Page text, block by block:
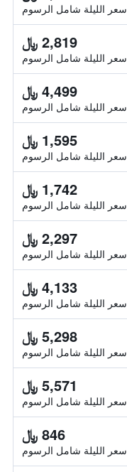
سعر الليلة شامل الرسوم
2,819 ﷼
سعر الليلة شامل الرسوم
4,499 ﷼
سعر الليلة شامل الرسوم
1,595 ﷼
سعر الليلة شامل الرسوم
1,742 ﷼
سعر الليلة شامل الرسوم
2,297 ﷼
سعر الليلة شامل الرسوم
4,133 ﷼
سعر الليلة شامل الرسوم
5,298 ﷼
سعر الليلة شامل الرسوم
5,571 ﷼
سعر الليلة شامل الرسوم
846 ﷼
سعر الليلة شامل الرسوم